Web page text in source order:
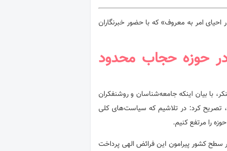
امر به معروف» كه با حضور خبرنگاران
حوزه حجاب محدود
با بیان اینکه جامعه‌شناسان و روشنفکران
تصریح کرد: در تلاشیم که سیاست‌های كلی
را مرتفع كنیم.
سطح كشور پیرامون این فرائض الهی پرداخت